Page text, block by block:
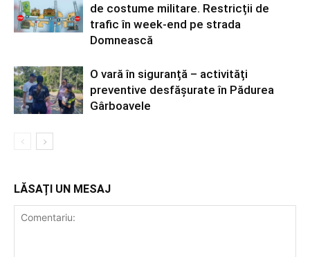
de costume militare. Restricții de
trafic în week-end pe strada
Domnească
O vară în siguranță – activități
preventive desfășurate în Pădurea
Gârboavele
LĂSAȚI UN MESAJ